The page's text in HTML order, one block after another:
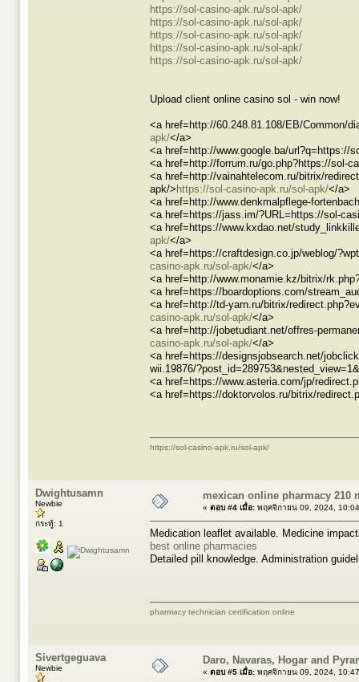
https://sol-casino-apk.ru/sol-apk/
https://sol-casino-apk.ru/sol-apk/
https://sol-casino-apk.ru/sol-apk/
https://sol-casino-apk.ru/sol-apk/
https://sol-casino-apk.ru/sol-apk/
Upload client online casino sol - win now!
<a href=http://60.248.81.108/EB/Common/
apk/</a>
<a href=http://www.google.ba/url?q=https://
<a href=http://forrum.ru/go.php?https://sol-
<a href=http://vainahtelecom.ru/bitrix/
apk/> https://sol-casino-apk.ru/sol-apk/</a>
<a href=http://www.denkmalpflege-
<a href=https://jass.im/?URL=https://sol-
<a href=https://www.kxdao.net/
apk/</a>
<a href=https://craftdesign.co.jp/weblog/
casino-apk.ru/sol-apk/</a>
<a href=http://www.monamie.kz/bitrix/
<a href=https://boardoptions.com/
<a href=http://td-yarn.ru/bitrix/
casino-apk.ru/sol-apk/</a>
<a href=http://jobetudiant.net/offres-
casino-apk.ru/sol-apk/</a>
<a href=https://designsjobsearch.net/
wii.19876/
<a href=https://www.asteria.com/jp/
<a href=https://doktorvolos.ru/bitrix/
https://sol-casino-apk.ru/sol-apk/
Dwightusamn
Newbie
กระทู้: 1
mexican online pharmacy 210
« ตอบ #4 เมื่อ: พฤศจิกายน 09, 2024,
Medication leaflet available. Medicine
best online pharmacies
Detailed pill knowledge. Administration
pharmacy technician certification online
Sivertgeguava
Newbie
Daro, Navaras, Hogar and
« ตอบ #5 เมื่อ: พฤศจิกายน 09, 2024,